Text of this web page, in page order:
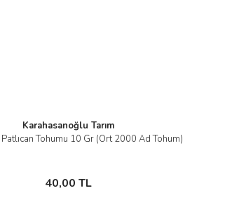
Karahasanoğlu Tarım
Tohumu 10 Gr (Ort 2000 Ad Tohum)
40,00 TL
İncele
Sepete Ekle